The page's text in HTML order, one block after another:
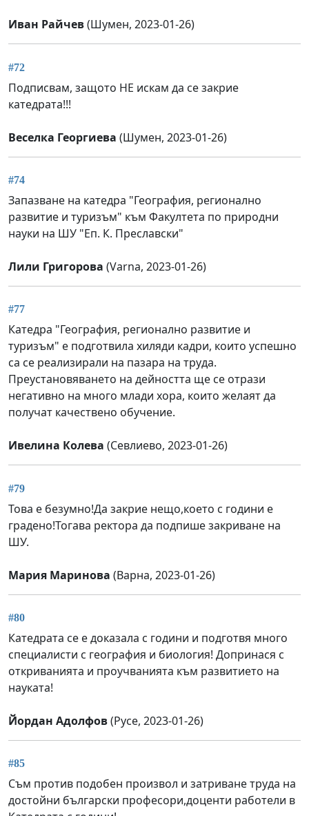
Иван Райчев(Шумен, 2023-01-26)
#72
Подписвам, защото НЕ искам да се закрие
катедрата!!!
Веселка Георгиева (Шумен, 2023-01-26)
#74
Запазване на катедра "География, регионално
развитие и туризъм" към Факултета по природни
науки на ШУ "Еп. К. Преславски"
Лили Григорова (Varna, 2023-01-26)
#77
Катедра "География, регионално развитие и
туризъм" е подготвила хиляди кадри, които успешно
са се реализирали на пазара на труда.
Преустановяването на дейността ще се отрази
негативно на много млади хора, които желаят да
получат качествено обучение.
Ивелина Колева (Севлиево, 2023-01-26)
#79
Това е безумно!Да закрие нещо,което с години е
градено!Тогава ректора да подпише закриване на
ШУ.
Мария Маринова (Варна, 2023-01-26)
#80
Катедрата се е доказала с години и подготвя много
специалисти с география и биология! Допринася с
откриванията и проучванията към развитието на
науката!
Йордан Адолфов(Русе, 2023-01-26)
#85
Съм против подобен произвол и затриване труда на
достойни български професори,доценти работели в